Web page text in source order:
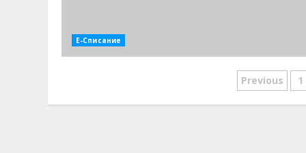
Е-Списание
на
Previous 1